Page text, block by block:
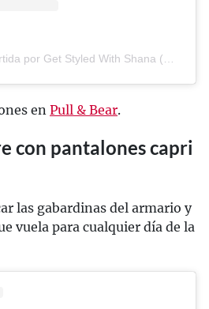
en Pull & Bear.
con pantalones capri
las gabardinas del armario y
vuela para cualquier día de la